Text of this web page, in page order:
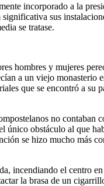
incorporado a la
sus
se tratase.
hombres y mujeres
a un viejo monasterio
que se encontró a su
no contaban
único obstáculo al que
se hizo mucho más
incendiando el centro
la brasa de un